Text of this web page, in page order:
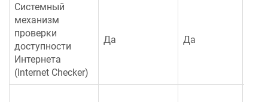
Системный
механизм
проверки
доступности
Интернета
(Internet Checker)
Да Да